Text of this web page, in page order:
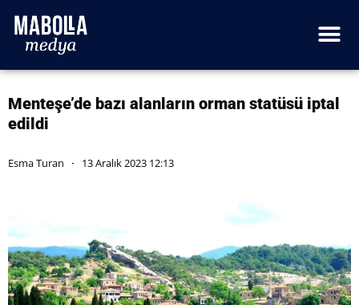
Menteşe’de bazı alanların orman statüsü iptal
edildi
Esma Turan 13 Aralık 2023 12:13